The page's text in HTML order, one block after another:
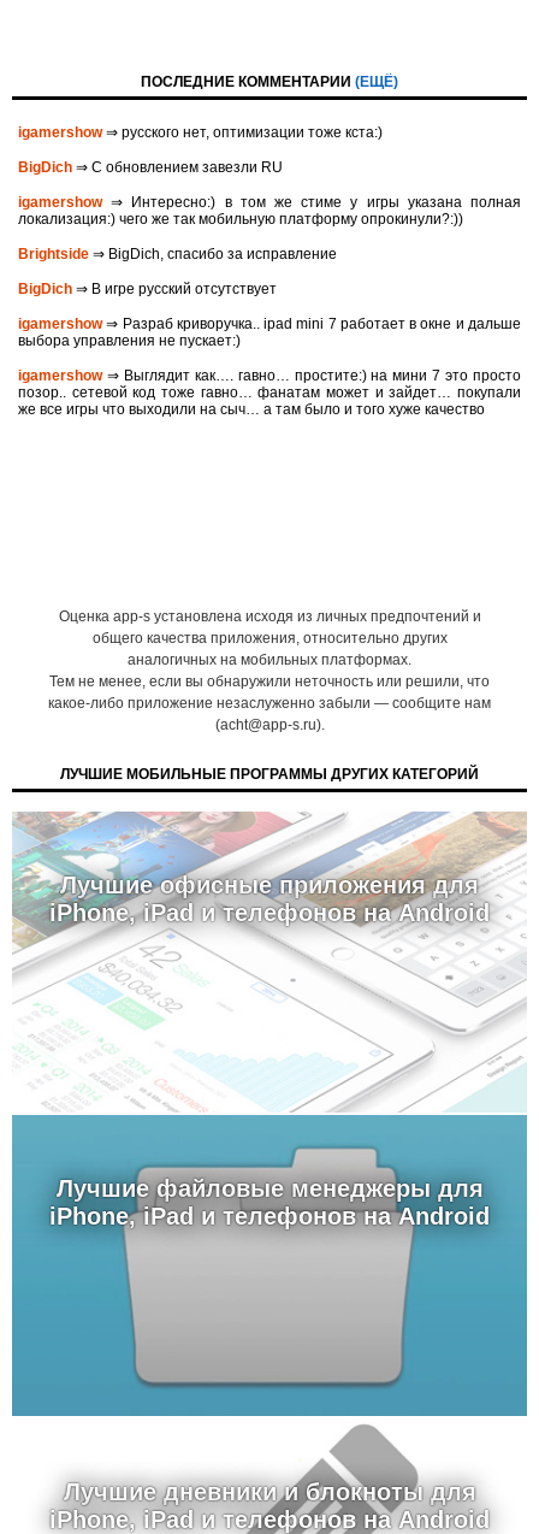
ПОСЛЕДНИЕ КОММЕНТАРИИ (ЕЩЁ)
igamershow⇒ русского нет, оптимизации тоже кста:)
BigDich ⇒ С обновлением завезли RU
igamershow⇒ Интересно:) в том же стиме у игры указана полная
локализация:) чего же так мобильную платформу опрокинули?:))
Brightside ⇒ BigDich, спасибо за исправление
BigDich ⇒ В игре русский отсутствует
igamershow⇒ Разраб криворучка.. ipad mini 7 работает в окне и дальше
выбора управления не пускает:)
igamershow⇒ Выглядит как…. гавно… простите:) на мини 7 это просто
позор.. сетевой код тоже гавно… фанатам может и зайдет… покупали
же все игры что выходили на сыч… а там было и того хуже качество
Оценка app-s установлена исходя из личных предпочтений и
общего качества приложения, относительно других
аналогичных на мобильных платформах.
Тем не менее, если вы обнаружили неточность или решили, что
какое-либо приложение незаслуженно забыли — сообщите нам
(acht@app-s.ru).
ЛУЧШИЕ МОБИЛЬНЫЕ ПРОГРАММЫ ДРУГИХ КАТЕГОРИЙ
Лучшие офисные приложения для
iPhone, iPad и телефонов на Android
Лучшие файловые менеджеры для
iPhone, iPad и телефонов на Android
Лучшие дневники и блокноты для
iPhone, iPad и телефонов на Android